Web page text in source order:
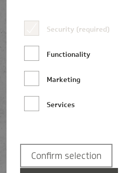
die über dieses
wir leider nicht
Vorname
Nachname
E-Mail-Adresse
Security (required)
Functionality
Marketing
Services
Confirm selection